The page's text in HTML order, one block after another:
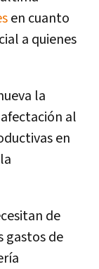
en cuanto
a quienes
la
al
en
de
gastos de